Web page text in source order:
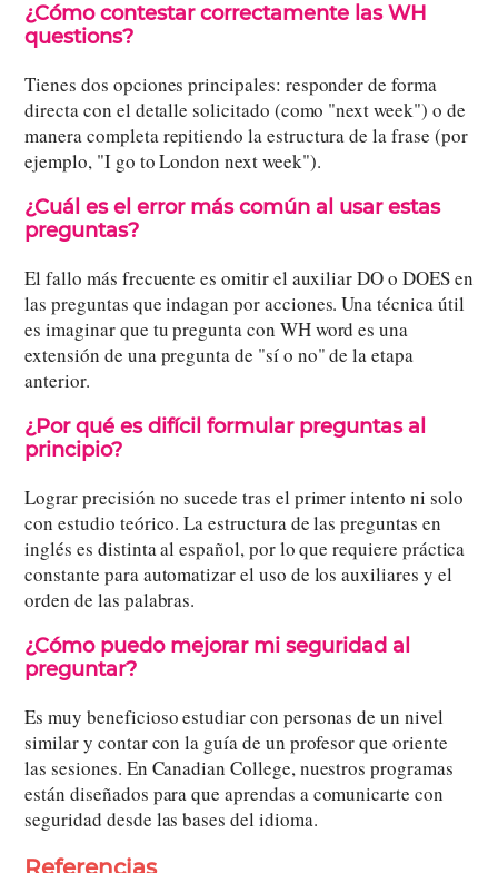
¿Cómo contestar correctamente las WH
questions?
Tienes dos opciones principales: responder de forma
directa con el detalle solicitado (como "next week") o de
manera completa repitiendo la estructura de la frase (por
ejemplo, "I go to London next week").
¿Cuál es el error más común al usar estas
preguntas?
El fallo más frecuente es omitir el auxiliar DO o DOES en
las preguntas que indagan por acciones. Una técnica útil
es imaginar que tu pregunta con WH word es una
extensión de una pregunta de "sí o no" de la etapa
anterior.
¿Por qué es difícil formular preguntas al
principio?
Lograr precisión no sucede tras el primer intento ni solo
con estudio teórico. La estructura de las preguntas en
inglés es distinta al español, por lo que requiere práctica
constante para automatizar el uso de los auxiliares y el
orden de las palabras.
¿Cómo puedo mejorar mi seguridad al
preguntar?
Es muy beneficioso estudiar con personas de un nivel
similar y contar con la guía de un profesor que oriente
las sesiones. En Canadian College, nuestros programas
están diseñados para que aprendas a comunicarte con
seguridad desde las bases del idioma.